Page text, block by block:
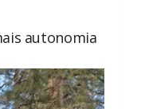
autonomia